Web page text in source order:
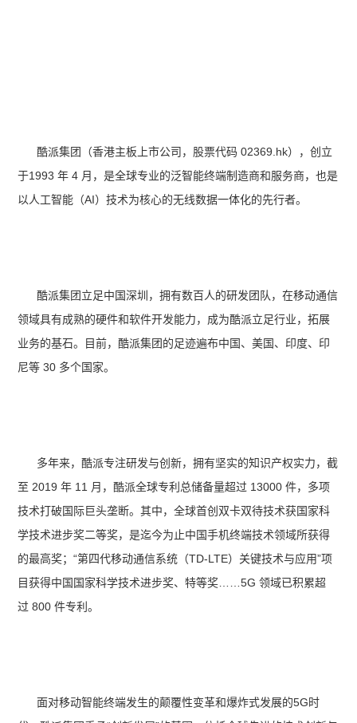
酷派集团（香港主板上市公司，股票代码 02369.hk），创立
于1993 年 4 月，是全球专业的泛智能终端制造商和服务商，也是
以人工智能（AI）技术为核心的无线数据一体化的先行者。
酷派集团立足中国深圳，拥有数百人的研发团队，在移动通信
领域具有成熟的硬件和软件开发能力，成为酷派立足行业，拓展
业务的基石。目前，酷派集团的足迹遍布中国、美国、印度、印
尼等 30 多个国家。
多年来，酷派专注研发与创新，拥有坚实的知识产权实力，截
至 2019 年 11 月，酷派全球专利总储备量超过 13000 件，多项
技术打破国际巨头垄断。其中，全球首创双卡双待技术获国家科
学技术进步奖二等奖，是迄今为止中国手机终端技术领域所获得
的最高奖；“第四代移动通信系统（TD-LTE）关键技术与应用”项
目获得中国国家科学技术进步奖、特等奖……5G 领域已积累超
过 800 件专利。
面对移动智能终端发生的颠覆性变革和爆炸式发展的5G时